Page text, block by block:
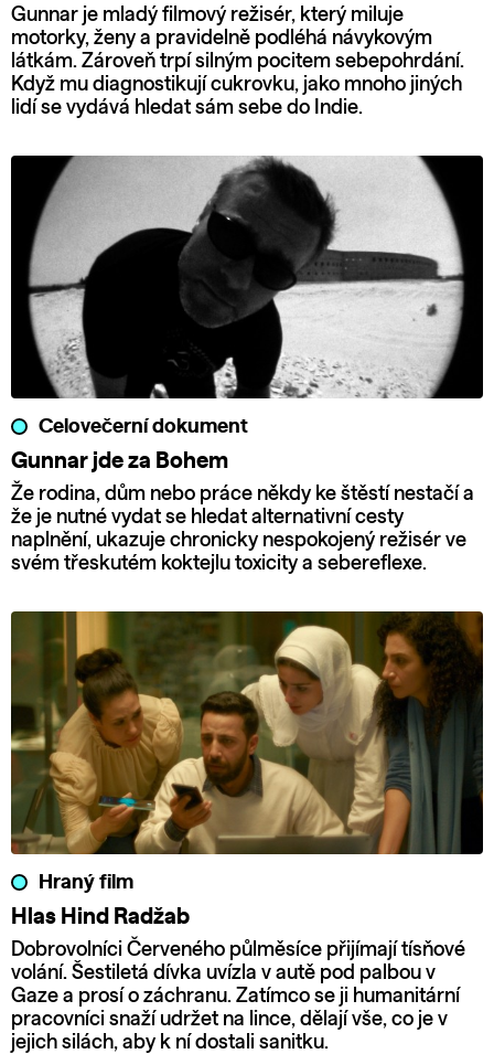
Gunnar je mladý filmový režisér, který miluje
motorky, ženy a pravidelně podléhá návykovým
látkám. Zároveň trpí silným pocitem sebepohrdání.
Když mu diagnostikují cukrovku, jako mnoho jiných
lidí se vydává hledat sám sebe do Indie.
Celovečerní dokument
Gunnar jde za Bohem
Že rodina, dům nebo práce někdy ke štěstí nestačí a
že je nutné vydat se hledat alternativní cesty
naplnění, ukazuje chronicky nespokojený režisér ve
svém třeskutém koktejlu toxicity a sebereflexe.
Hraný film
Hlas Hind Radžab
Dobrovolníci Červeného půlměsíce přijímají tísňové
volání. Šestiletá dívka uvízla v autě pod palbou v
Gaze a prosí o záchranu. Zatímco se ji humanitární
pracovníci snaží udržet na lince, dělají vše, co je v
jejich silách, aby k ní dostali sanitku.